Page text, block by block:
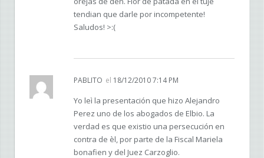
tendian que darle por incompetente!
Saludos! >:(
PABLITO el 18/12/2010 7:14 PM
Yo leì la presentación que hizo Alejandro
Perez uno de los abogados de Elbio. La
verdad es que existio una persecución en
contra de èl, por parte de la Fiscal Mariela
bonafien y del Juez Carzoglio.